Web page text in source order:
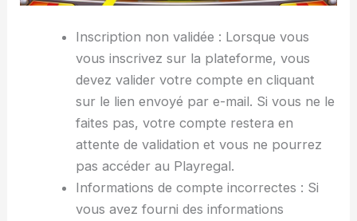
Inscription non validée : Lorsque vous
vous inscrivez sur la plateforme, vous
devez valider votre compte en cliquant
sur le lien envoyé par e-mail. Si vous ne le
faites pas, votre compte restera en
attente de validation et vous ne pourrez
pas accéder au Playregal.
Informations de compte incorrectes : Si
vous avez fourni des informations